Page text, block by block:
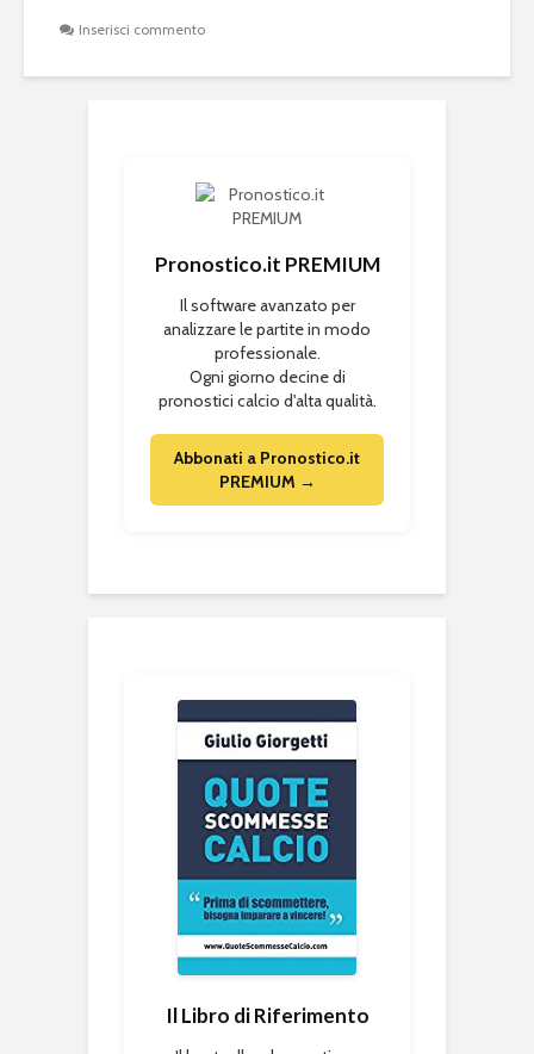
Inserisci commento
Pronostico.it PREMIUM
Il software avanzato per
analizzare le partite in modo
professionale.
Ogni giorno decine di
pronostici calcio d'alta qualità.
Abbonati a Pronostico.it
PREMIUM →
Il Libro di Riferimento